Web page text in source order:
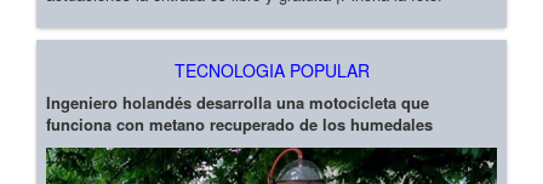
TECNOLOGIA POPULAR
Ingeniero holandés desarrolla una motocicleta que
funciona con metano recuperado de los humedales